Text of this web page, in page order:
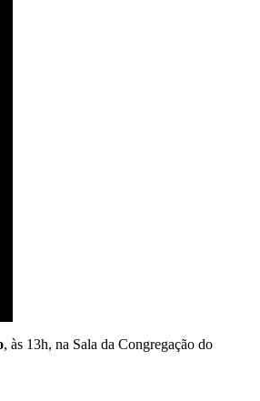
, às 13h, na Sala da Congregação do